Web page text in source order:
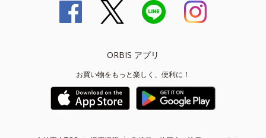
ORBIS アプリ
お買い物をもっと楽しく、便利に！